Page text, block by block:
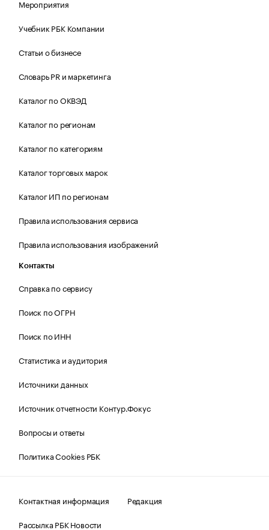
Мероприятия
Учебник РБК Компании
Статьи о бизнесе
Словарь PR и маркетинга
Каталог по ОКВЭД
Каталог по регионам
Каталог по категориям
Каталог торговых марок
Каталог ИП по регионам
Правила использования сервиса
Правила использования изображений
Контакты
Справка по сервису
Поиск по ОГРН
Поиск по ИНН
Статистика и аудитория
Источники данных
Источник отчетности Контур.Фокус
Вопросы и ответы
Политика Cookies РБК
Контактная информация
Редакция
Рассылка РБК Новости